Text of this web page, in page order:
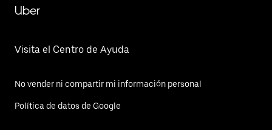
Uber
Visita el Centro de Ayuda
No vender ni compartir mi información personal
Política de datos de Google